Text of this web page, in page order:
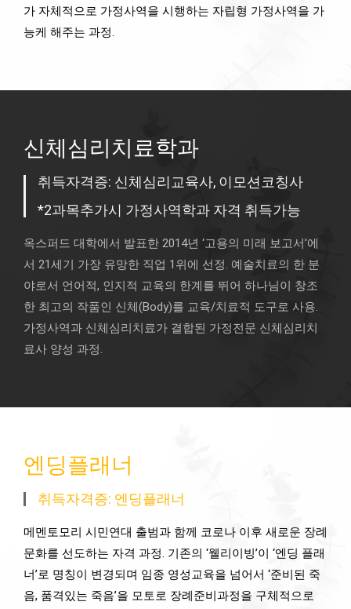
가 자체적으로 가정사역을 시행하는 자립형 가정사역을 가
능케 해주는 과정.
신체심리치료학과
취득자격증: 신체심리교육사, 이모션코칭사
*2과목추가시 가정사역학과 자격 취득가능
옥스퍼드 대학에서 발표한 2014년 ‘고용의 미래 보고서’에
서 21세기 가장 유망한 직업 1위에 선정. 예술치료의 한 분
야로서 언어적, 인지적 교육의 한계를 뛰어 하나님이 창조
한 최고의 작품인 신체(Body)를 교육/치료적 도구로 사용.
가정사역과 신체심리치료가 결합된 가정전문 신체심리치
료사 양성 과정.
엔딩플래너
취득자격증: 엔딩플래너
메멘토모리 시민연대 출범과 함께 코로나 이후 새로운 장례
문화를 선도하는 자격 과정. 기존의 ‘웰리이빙’이 ‘엔딩 플래
너’로 명칭이 변경되며 임종 영성교육을 넘어서 ‘준비된 죽
음, 품격있는 죽음’을 모토로 장례준비과정을 구체적으로